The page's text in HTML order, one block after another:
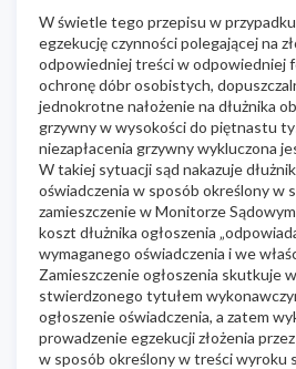
W świetle tego przepisu w
egzekucję czynności polegającej na
odpowiedniej treści w odpowiedniej
ochronę dóbr osobistych,
jednokrotne nałożenie na dłużnika
grzywny w wysokości do piętnastu
niezapłacenia grzywny wykluczona
W takiej sytuacji sąd nakazuje
oświadczenia w sposób określony w
zamieszczenie w Monitorze
koszt dłużnika ogłoszenia
wymaganego oświadczenia i we
Zamieszczenie ogłoszenia skutkuje
stwierdzonego tytułem
ogłoszenie oświadczenia, a zatem
prowadzenie egzekucji złożenia
w sposób określony w treści wyroku